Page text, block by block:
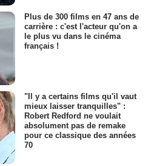
Plus de 300 films en 47 ans de
carrière : c'est l'acteur qu'on a
le plus vu dans le cinéma
français !
"Il y a certains films qu'il vaut
mieux laisser tranquilles" :
Robert Redford ne voulait
absolument pas de remake
pour ce classique des années
70